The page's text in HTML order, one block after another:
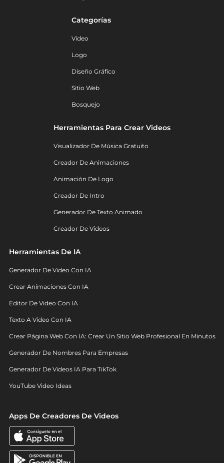
Categorías
Vídeo
Logo
Diseño Gráfico
Sitio Web
Bosquejo
Herramientas Para Crear Videos
Visualizador De Música Gratuito
Creador De Animaciones
Animación De Logo
Creador De Intro
Generador De Texto Animado
Creador De Videos
Herramientas De IA
Generador De Video Con IA
Crear Animaciones Con IA
Editor De Video Con IA
Texto A Video Con IA
Crear Página Web Con IA: Crear Un Sitio Web Profesional En Minutos
Generador De Nombres Para Empresas
Generador De Videos IA Para TikTok
YouTube Video Ideas
Apps De Creadores De Videos